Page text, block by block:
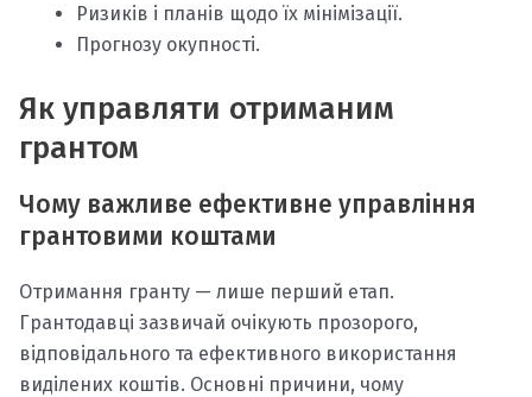
Ризиків і планів щодо їх мінімізації.
Прогнозу окупності.
Як управляти отриманим
грантом
Чому важливе ефективне управління
грантовими коштами
Отримання гранту — лише перший етап.
Грантодавці зазвичай очікують прозорого,
відповідального та ефективного використання
виділених коштів. Основні причини, чому